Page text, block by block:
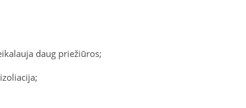
daug priežiūros;